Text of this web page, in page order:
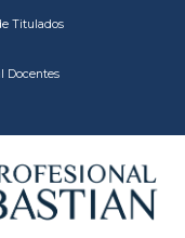
Titulados
Docentes